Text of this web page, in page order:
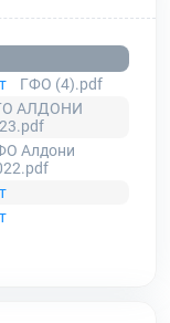
ГФО (4).pdf
АЛДОНИ
Алдони